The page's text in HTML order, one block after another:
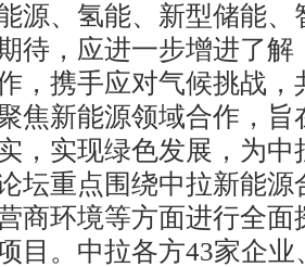
源、氢能、新型储能
待，应进一步增进了
，携手应对气候挑战
新能源领域合作，旨
，实现绿色发展，为
坛重点围绕中拉新能
商环境等方面进行全
目。中拉各方43家企